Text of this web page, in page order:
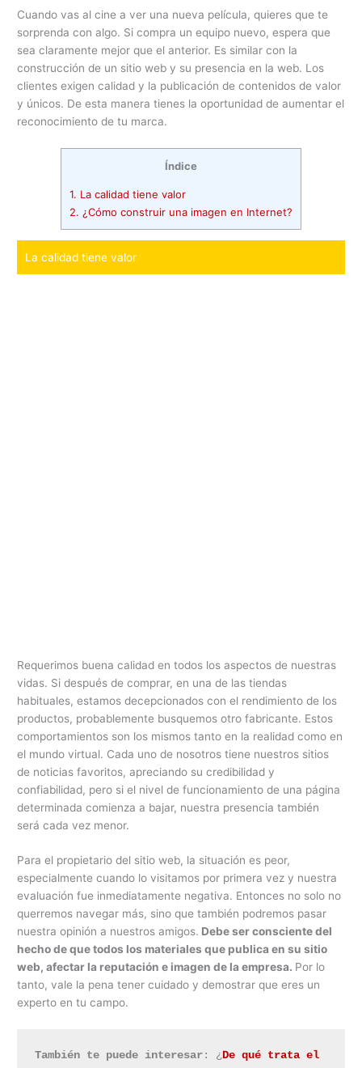
Cuando vas al cine a ver una nueva película, quieres que te
sorprenda con algo. Si compra un equipo nuevo, espera que
sea claramente mejor que el anterior. Es similar con la
construcción de un sitio web y su presencia en la web. Los
clientes exigen calidad y la publicación de contenidos de valor
y únicos. De esta manera tienes la oportunidad de aumentar el
reconocimiento de tu marca.
Índice
1. La calidad tiene valor
2. ¿Cómo construir una imagen en Internet?
La calidad tiene valor
Requerimos buena calidad en todos los aspectos de nuestras
vidas. Si después de comprar, en una de las tiendas
habituales, estamos decepcionados con el rendimiento de los
productos, probablemente busquemos otro fabricante. Estos
comportamientos son los mismos tanto en la realidad como en
el mundo virtual. Cada uno de nosotros tiene nuestros sitios
de noticias favoritos, apreciando su credibilidad y
confiabilidad, pero si el nivel de funcionamiento de una página
determinada comienza a bajar, nuestra presencia también
será cada vez menor.
Para el propietario del sitio web, la situación es peor,
especialmente cuando lo visitamos por primera vez y nuestra
evaluación fue inmediatamente negativa. Entonces no solo no
querremos navegar más, sino que también podremos pasar
nuestra opinión a nuestros amigos. Debe ser consciente del
hecho de que todos los materiales que publica en su sitio
web, afectar la reputación e imagen de la empresa. Por lo
tanto, vale la pena tener cuidado y demostrar que eres un
experto en tu campo.
También te puede interesar: ¿De qué trata el